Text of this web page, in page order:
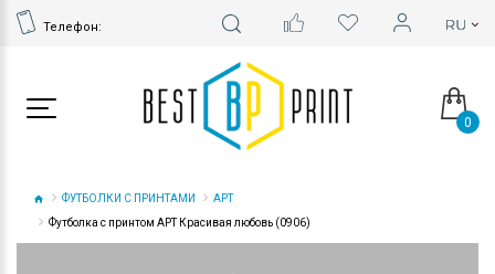
Телефон:
0
ФУТБОЛКИ С ПРИНТАМИ
АРТ
Футболка с принтом АРТ Красивая любовь (0906)